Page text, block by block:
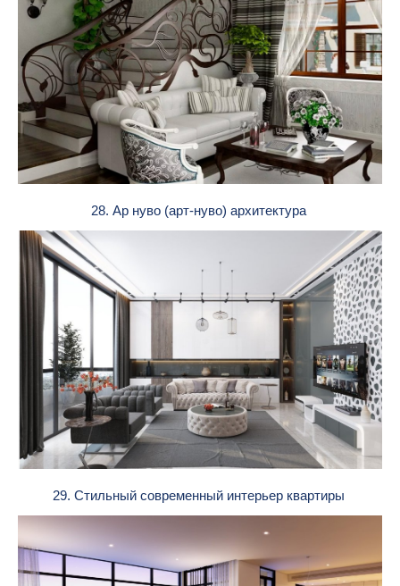
28. Ар нуво (арт-нуво) архитектура
29. Стильный современный интерьер квартиры